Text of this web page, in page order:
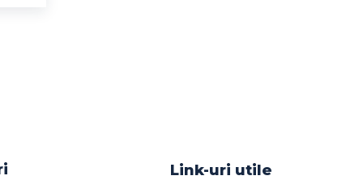
Link-uri utile